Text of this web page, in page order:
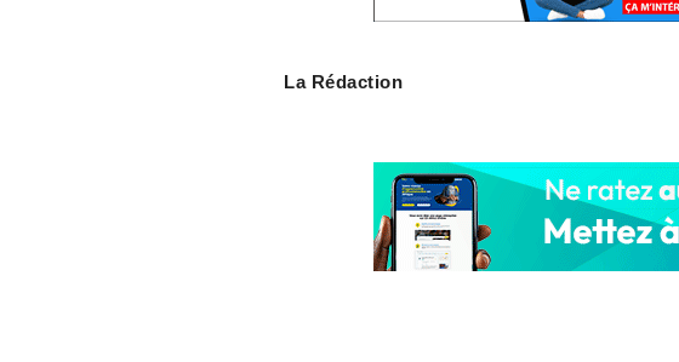
La Rédaction